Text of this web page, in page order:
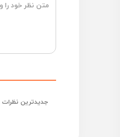
جدیدترین نظرات